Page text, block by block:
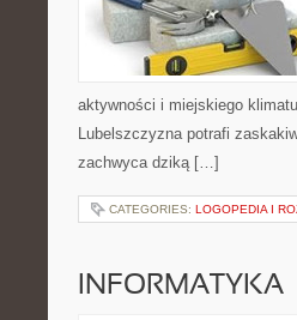
aktywności i miejskiego
Lubelszczyzna potrafi
zachwyca dziką […]
CATEGORIES: LOGOPEDIA I
INFORMATYKA